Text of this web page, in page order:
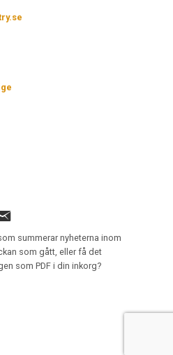
summerar nyheterna inom
som gått, eller få det
som PDF i din inkorg?